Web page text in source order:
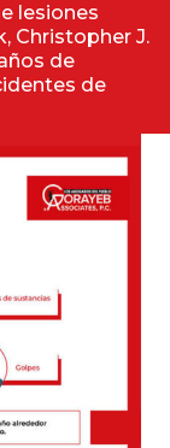
lesiones
Christopher J.
de
de